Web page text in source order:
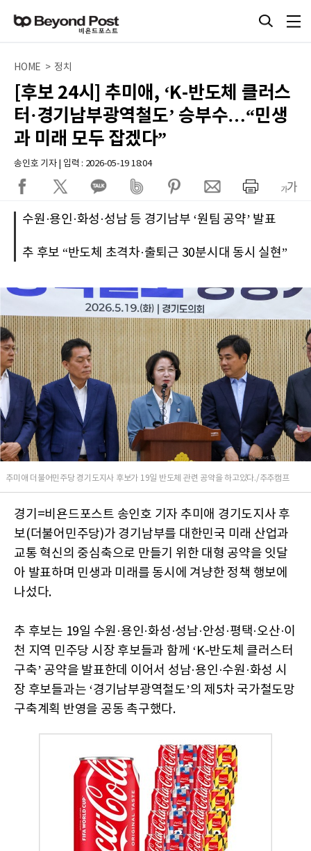
HOME > 정치
[후보 24시] 추미애, ‘K-반도체 클러스
터·경기남부광역철도’ 승부수…“민생
과 미래 모두 잡겠다”
송인호 기자 | 입력 : 2026-05-19 18:04
수원·용인·화성·성남 등 경기남부 ‘원팀 공약’ 발표
추 후보 “반도체 초격차·출퇴근 30분시대 동시 실현”
추미애 더불어민주당 경기도지사 후보가 19일 반도체 관련 공약을 하고있다./추추캠프
경기=비욘드포스트 송인호 기자 추미애 경기도지사 후
보(더불어민주당)가 경기남부를 대한민국 미래 산업과
교통 혁신의 중심축으로 만들기 위한 대형 공약을 잇달
아 발표하며 민생과 미래를 동시에 겨냥한 정책 행보에
나섰다.
추 후보는 19일 수원·용인·화성·성남·안성·평택·오산·이
천 지역 민주당 시장 후보들과 함께 ‘K-반도체 클러스터
구축’ 공약을 발표한데 이어서 성남·용인·수원·화성 시
장 후보들과는 ‘경기남부광역철도’의 제5차 국가철도망
구축계획 반영을 공동 촉구했다.